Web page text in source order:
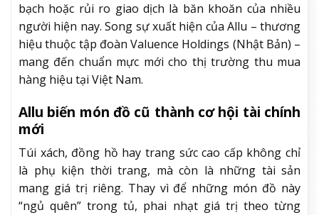
bạch hoặc rủi ro giao dịch là băn khoăn của nhiều
người hiện nay. Song sự xuất hiện của Allu – thương
hiệu thuộc tập đoàn Valuence Holdings (Nhật Bản) –
mang đến chuẩn mực mới cho thị trường thu mua
hàng hiệu tại Việt Nam.
Allu biến món đồ cũ thành cơ hội tài chính
mới
Túi xách, đồng hồ hay trang sức cao cấp không chỉ
là phụ kiện thời trang, mà còn là những tài sản
mang giá trị riêng. Thay vì để những món đồ này
“ngủ quên” trong tủ, phai nhạt giá trị theo từng